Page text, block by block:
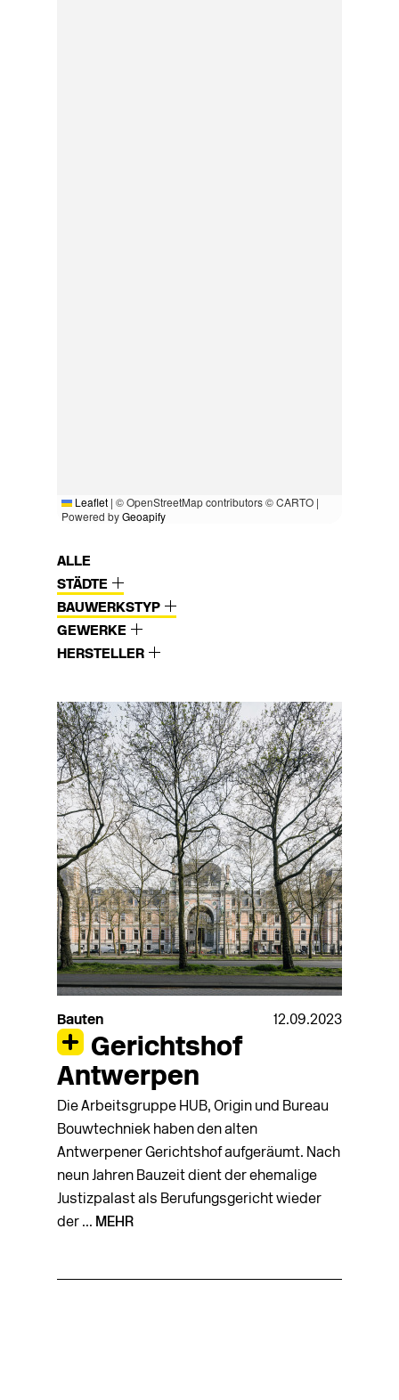
Leaflet | © OpenStreetMap contributors © CARTO |
Powered byGeoapify
ALLE
STÄDTE
BAUWERKSTYP
GEWERKE
HERSTELLER
Bauten 12.09.2023
Gerichtshof
Antwerpen
Die Arbeitsgruppe HUB, Origin und Bureau
Bouwtechniek haben den alten
Antwerpener Gerichtshof aufgeräumt. Nach
neun Jahren Bauzeit dient der ehemalige
Justizpalast als Berufungsgericht wieder
der ... MEHR